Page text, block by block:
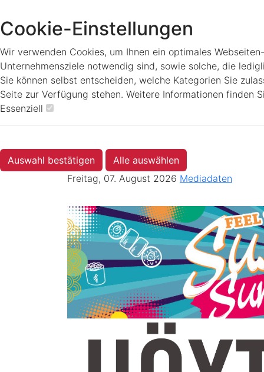
Cookie-Einstellungen
Wir verwenden Cookies, um Ihnen ein optimales
Unternehmensziele notwendig sind, sowie solche, die
Sie können selbst entscheiden, welche Kategorien Sie
Seite zur Verfügung stehen. Weitere Informationen finden
Essenziell
Auswahl bestätigen
Alle auswählen
Freitag, 07. August 2026 Mediadaten